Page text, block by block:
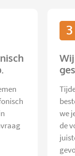
3
we
de